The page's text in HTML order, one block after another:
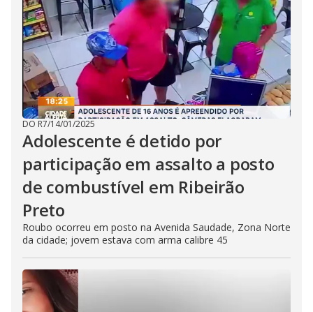
DO R7/14/01/2025
Adolescente é detido por
participação em assalto a posto
de combustível em Ribeirão
Preto
Roubo ocorreu em posto na Avenida Saudade, Zona Norte
da cidade; jovem estava com arma calibre 45